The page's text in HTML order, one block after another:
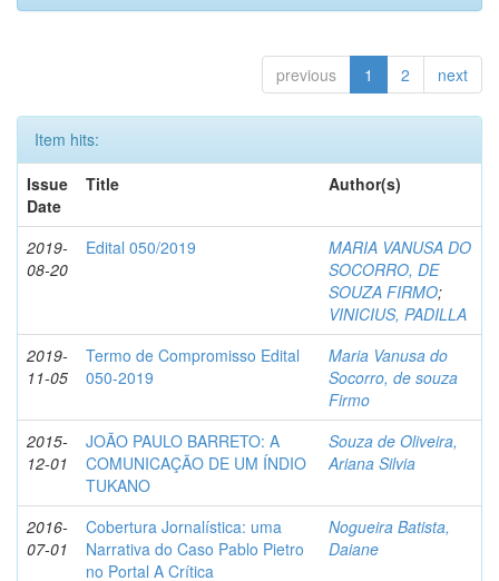
previous 1 2 next
Item hits:
Issue
Date
Title Author(s)
2019-
08-20
Edital 050/2019
MARIA VANUSA DO
SOCORRO, DE
SOUZA FIRMO;
VINICIUS, PADILLA
2019-
11-05
Termo de Compromisso Edital
050-2019
Maria Vanusa do
Socorro, de souza
Firmo
2015-
12-01
JOÃO PAULO BARRETO: A
COMUNICAÇÃO DE UM ÍNDIO
TUKANO
Souza de Oliveira,
Ariana Silvia
2016-
07-01
Cobertura Jornalística: uma
Narrativa do Caso Pablo Pietro
no Portal A Crítica
Nogueira Batista,
Daiane